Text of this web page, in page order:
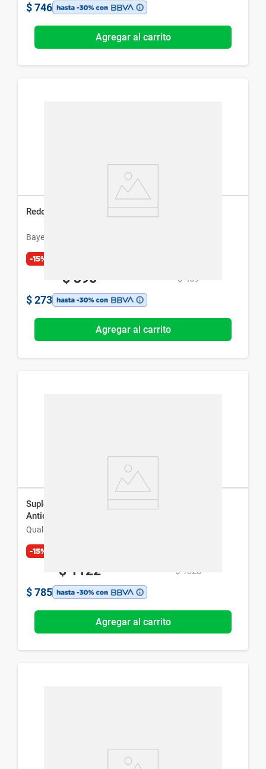
$ 746
Agregar al carrito
Redoxon Naranja 1 g x 10 comp
Bayer
-15%
$ 390 $ 459
$ 273
Agregar al carrito
Suplemento Dietario Qualivits Probioticos Kaia
Antioxidante x 30 cáps
Qualivits
-15%
$ 1122 $ 1320
$ 785
Agregar al carrito